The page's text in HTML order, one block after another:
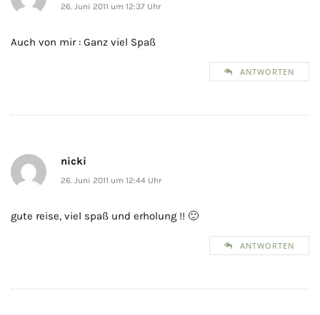
26. Juni 2011 um 12:37 Uhr
Auch von mir : Ganz viel Spaß
ANTWORTEN
nicki
26. Juni 2011 um 12:44 Uhr
gute reise, viel spaß und erholung !! 🙂
ANTWORTEN